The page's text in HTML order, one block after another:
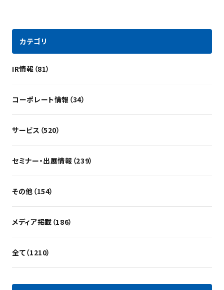
カテゴリ
IR情報（81）
コーポレート情報（34）
サービス（520）
セミナー・出展情報（239）
その他（154）
メディア掲載（186）
全て（1210）